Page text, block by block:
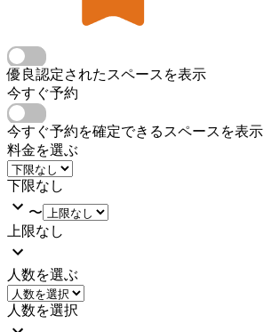
優良認定されたスペースを表示
今すぐ予約
今すぐ予約を確定できるスペースを表示
料金を選ぶ
下限なし
〜
上限なし
人数を選ぶ
人数を選択